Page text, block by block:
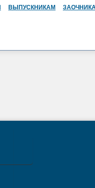
ВЫПУСКНИКАМ